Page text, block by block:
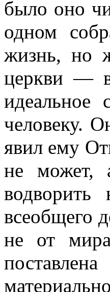
было оно
одном
жизнь, но
церкви — в
идеальное
человеку.
явил ему
не может,
всеобщего
не от